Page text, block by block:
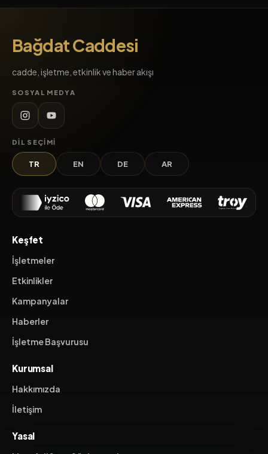
Bağdat Caddesi
cadde, işletme, etkinlik ve haber akışı
SOSYAL MEDYA
DIL SEÇIMI
TR EN DE AR
Keşfet
İşletmeler
Etkinlikler
Kampanyalar
Haberler
İşletme Başvurusu
Kurumsal
Hakkımızda
İletişim
Yasal